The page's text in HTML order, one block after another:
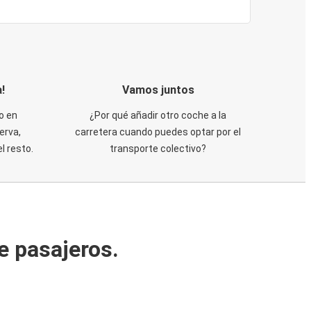
en
resto.
Vamos juntos
¿Por qué añadir otro coche a la
carretera cuando puedes optar por el
transporte colectivo?
pasajeros.